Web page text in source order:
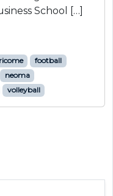
School […]
football
neoma
volleyball